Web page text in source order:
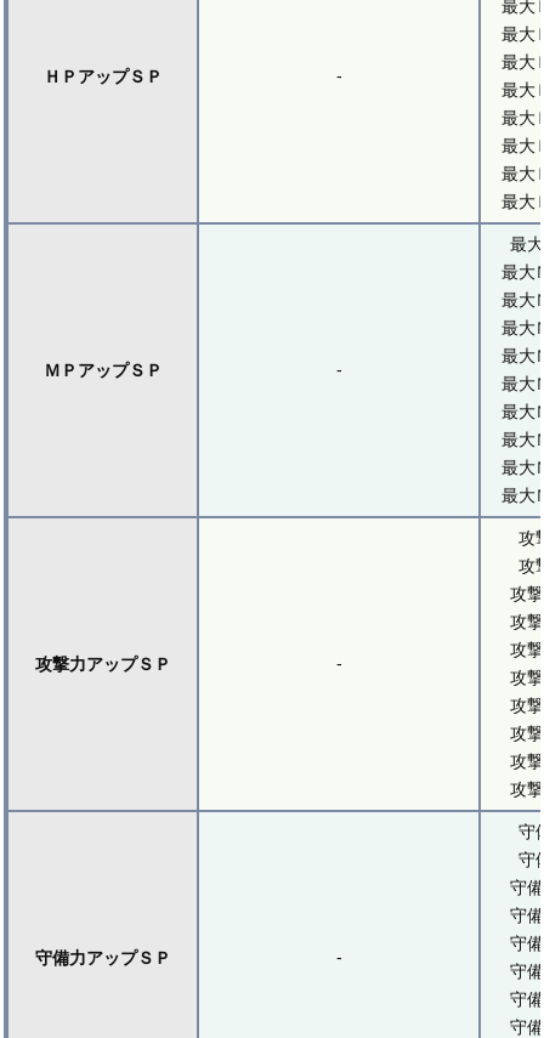
ＨＰアップＳＰ -
最大
最大
最大
最大
最大
最大
最大
最大
ＭＰアップＳＰ -
最
最大
最大
最大
最大
最大
最大
最大
最大
最大
攻撃力アップＳＰ -
攻
攻
攻
攻
攻
攻
攻
攻
攻
攻
守備力アップＳＰ -
守
守
守
守
守
守
守
守